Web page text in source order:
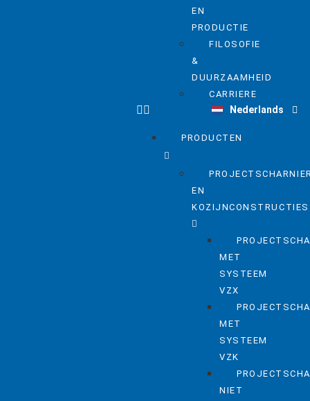
EN
PRODUCTIE
FILOSOFIE
&
DUURZAAMHEID
CARRIERE
PRODUCTEN
EN
KOZIJNCONSTRUCTIES
MET
SYSTEEM
VZX
MET
SYSTEEM
VZK
NIET
Nederlands
Deutsch
English